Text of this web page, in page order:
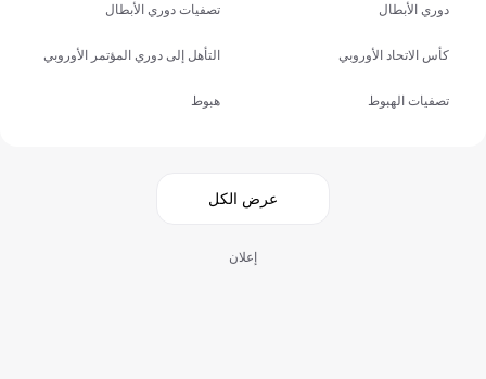
دوري الأبطال تصفيات دوري الأبطال
كأس الاتحاد الأوروبي التأهل إلى دوري المؤتمر الأوروبي
تصفيات الهبوط هبوط
عرض الكل
إعلان